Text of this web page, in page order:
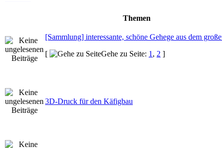
Themen
[Sammlung] interessante, schöne Gehege aus dem
[
Gehe zu Seite: 1 , 2 ]
3D-Druck für den Käfigbau